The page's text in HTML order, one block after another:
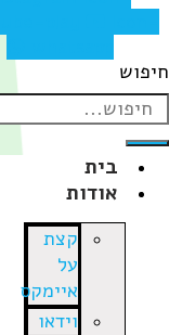
בית
אודות
קצת
איימקס
וידאו